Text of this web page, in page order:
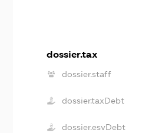
dossier.tax
dossier.staff
dossier.taxDebt
dossier.esvDebt